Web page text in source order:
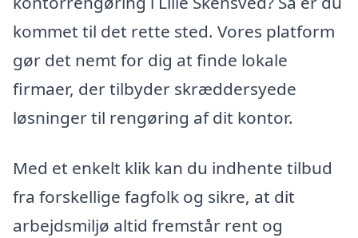
kommet til det rette sted. Vores platform
gør det nemt for dig at finde lokale
firmaer, der tilbyder skræddersyede
løsninger til rengøring af dit kontor.
Med et enkelt klik kan du indhente tilbud
fra forskellige fagfolk og sikre, at dit
arbejdsmiljø altid fremstår rent og